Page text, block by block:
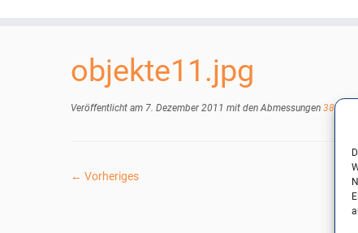
objekte11.jpg
Veröffentlicht am 7. Dezember 2011 mit den Abmessungen 389 ×
← Vorheriges